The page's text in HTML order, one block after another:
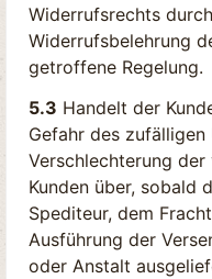
Widerrufsrechts
Widerrufsbelehrung
getroffene Regelung.
5.3 Handelt der
Gefahr des
Verschlechterung
Kunden über, sobald
Spediteur, dem
Ausführung der
oder Anstalt